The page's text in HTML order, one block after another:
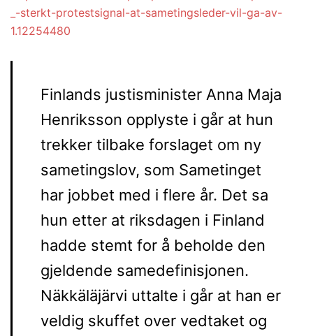
_-sterkt-protestsignal-at-sametingsleder-vil-ga-av-
1.12254480
Finlands justisminister Anna Maja
Henriksson opplyste i går at hun
trekker tilbake forslaget om ny
sametingslov, som Sametinget
har jobbet med i flere år. Det sa
hun etter at riksdagen i Finland
hadde stemt for å beholde den
gjeldende samedefinisjonen.
Näkkäläjärvi uttalte i går at han er
veldig skuffet over vedtaket og